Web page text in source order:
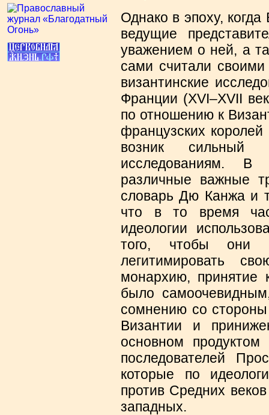
Однако в эпоху,
ведущие
уважением о ней, а
сами считали своими
византинские
Франции (XVI–XVII
по отношению к
французских
возник сильный
исследованиям.
различные важные
словарь Дю Канжа и
что в то время
идеологии
того, чтобы они
легитимировать
монархию, принятие
было
сомнению со стороны
Византии и
основном продуктом
последователей
которые по
против Средних
западных.